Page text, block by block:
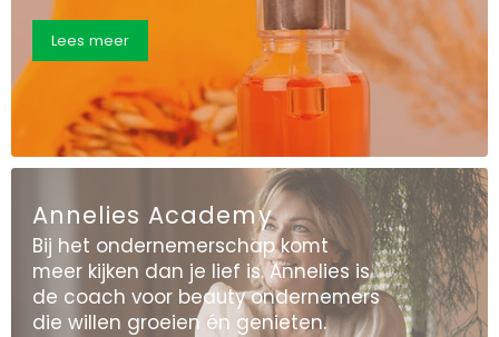
Lees meer
Annelies Academy
Bij het ondernemerschap komt
meer kijken dan je lief is. Annelies is
de coach voor beauty ondernemers
die willen groeien én genieten.